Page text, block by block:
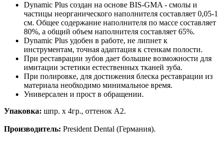
Dynamic Plus создан на основе BIS-GMA - смолы и
частицы неорганического наполнителя составляет 0,05-1
см. Общее содержание наполнителя по массе составляет
80%, а общий объем наполнителя составляет 65%.
Dynamic Plus удобен в работе, не липнет к
инструментам, точная адаптация к стенкам полости.
При реставрации зубов дает большие возможности для
имитации эстетики естественных тканей зуба.
При полировке, для достижения блеска реставрации из
материала необходимо минимальное время.
Универсален и прост в обращении.
Упаковка: шпр. х 4гр., оттенок A2.
Производитель: President Dental (Германия).